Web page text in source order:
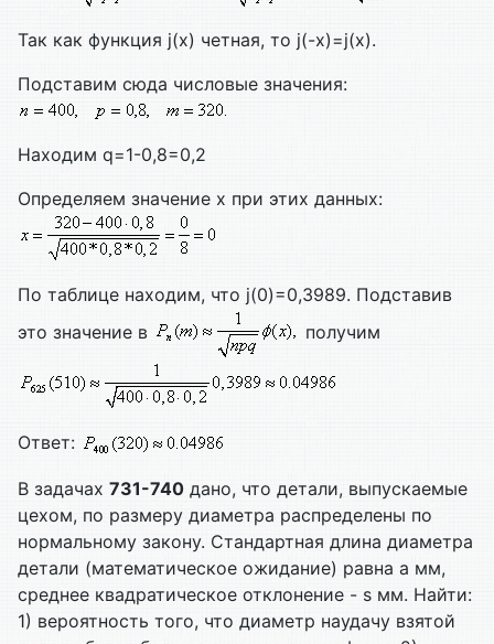
Так как функция j(х) четная, то j(-х)=j(х).
Подставим сюда числовые значения:
Находим q=1-0,8=0,2
Определяем значение х при этих данных:
По таблице находим, что j(0)=0,3989. Подставив
это значение в
получим
Ответ:
В задачах 731-740 дано, что детали, выпускаемые
цехом, по размеру диаметра распределены по
нормальному закону. Стандартная длина диаметра
детали (математическое ожидание) равна а мм,
среднее квадратическое отклонение - s мм. Найти:
1) вероятность того, что диаметр наудачу взятой